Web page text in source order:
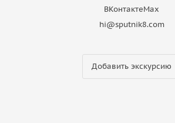
ВКонтактеMax
hi@sputnik8.com
Добавить экскурсию